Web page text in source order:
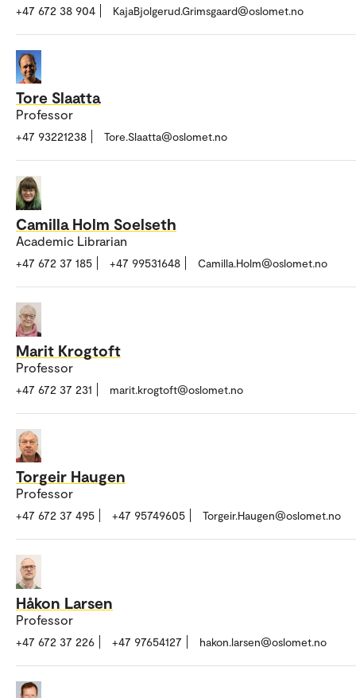
+47 672 38 904 KajaBjolgerud.Grimsgaard@oslomet.no
Tore Slaatta
Professor
+47 93221238 Tore.Slaatta@oslomet.no
Camilla Holm Soelseth
Academic Librarian
+47 672 37 185 +47 99531648 Camilla.Holm@oslomet.no
Marit Krogtoft
Professor
+47 672 37 231 marit.krogtoft@oslomet.no
Torgeir Haugen
Professor
+47 672 37 495 +47 95749605 Torgeir.Haugen@oslomet.no
Håkon Larsen
Professor
+47 672 37 226 +47 97654127 hakon.larsen@oslomet.no